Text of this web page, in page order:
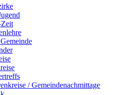
/ Gemeindenachmittage